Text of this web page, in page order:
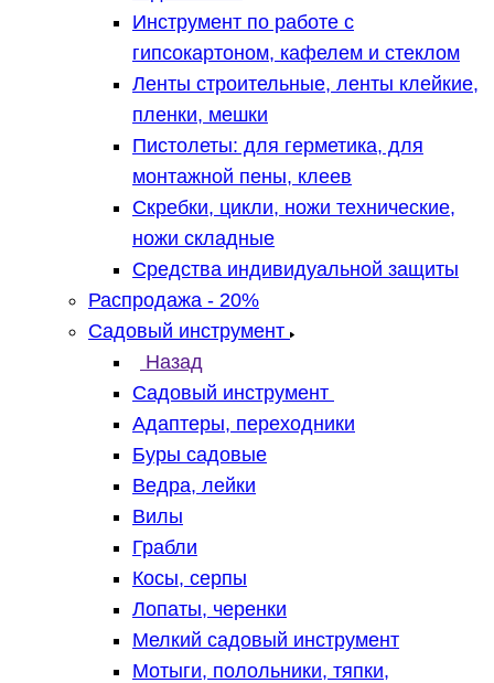
Инструмент по работе с
гипсокартоном, кафелем и стеклом
Ленты строительные, ленты клейкие,
пленки, мешки
Пистолеты: для герметика, для
монтажной пены, клеев
Скребки, цикли, ножи технические,
ножи складные
Средства индивидуальной защиты
Распродажа - 20%
Садовый инструмент
Назад
Садовый инструмент
Адаптеры, переходники
Буры садовые
Ведра, лейки
Вилы
Грабли
Косы, серпы
Лопаты, черенки
Мелкий садовый инструмент
Мотыги, полольники, тяпки,